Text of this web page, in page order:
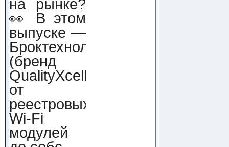
на рынке?
👀 В этом
выпуске —
Броктехнолоджи
(бренд
QualityXcellence):
от
реестровых
Wi-Fi
модулей